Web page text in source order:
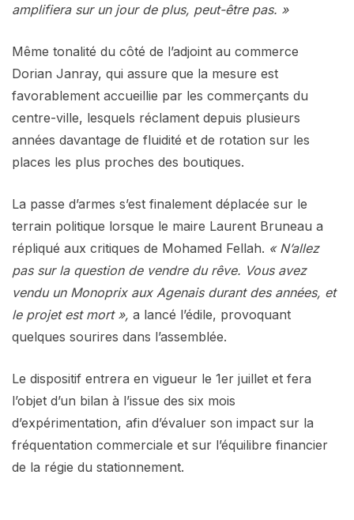
amplifiera sur un jour de plus, peut-être pas. »
Même tonalité du côté de l’adjoint au commerce
Dorian Janray, qui assure que la mesure est
favorablement accueillie par les commerçants du
centre-ville, lesquels réclament depuis plusieurs
années davantage de fluidité et de rotation sur les
places les plus proches des boutiques.
La passe d’armes s’est finalement déplacée sur le
terrain politique lorsque le maire Laurent Bruneau a
répliqué aux critiques de Mohamed Fellah. « N’allez
pas sur la question de vendre du rêve. Vous avez
vendu un Monoprix aux Agenais durant des années, et
le projet est mort », a lancé l’édile, provoquant
quelques sourires dans l’assemblée.
Le dispositif entrera en vigueur le 1er juillet et fera
l’objet d’un bilan à l’issue des six mois
d’expérimentation, afin d’évaluer son impact sur la
fréquentation commerciale et sur l’équilibre financier
de la régie du stationnement.